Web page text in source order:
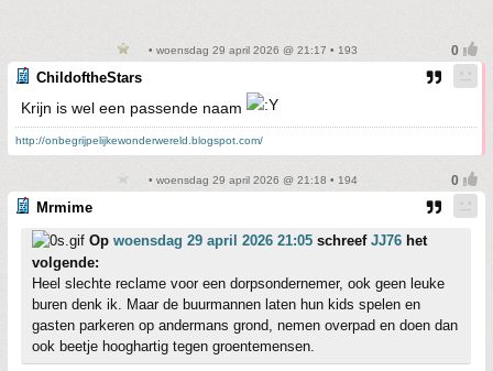
• woensdag 29 april 2026 @ 21:17 • 193
ChildoftheStars
Krijn is wel een passende naam
http://onbegrijpelijkewonderwereld.blogspot.com/
• woensdag 29 april 2026 @ 21:18 • 194
Mrmime
Op woensdag 29 april 2026 21:05 schreef JJ76 het
volgende:
Heel slechte reclame voor een dorpsondernemer, ook geen leuke
buren denk ik. Maar de buurmannen laten hun kids spelen en
gasten parkeren op andermans grond, nemen overpad en doen dan
ook beetje hooghartig tegen groentemensen.